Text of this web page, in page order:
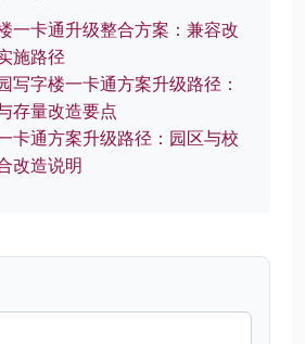
一卡通升级整合方案：兼容改
施路径
写字楼一卡通方案升级路径：
存量改造要点
卡通方案升级路径：园区与校
改造说明